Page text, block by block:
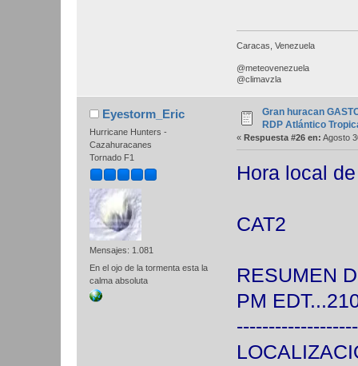
Caracas, Venezuela
@meteovenezuela
@climavzla
Eyestorm_Eric
Hurricane Hunters -
Cazahuracanes
Tornado F1
Mensajes: 1.081
En el ojo de la tormenta esta la
calma absoluta
Gran huracan
RDP Atlántico
« Respuesta #26 en: Agosto
Hora local
CAT2
RESUMEN
PM